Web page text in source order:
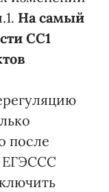
На самый
СС1
после
ЕГЭССС